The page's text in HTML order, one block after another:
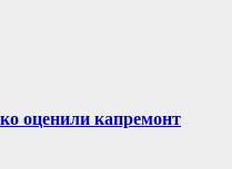
оценили капремонт